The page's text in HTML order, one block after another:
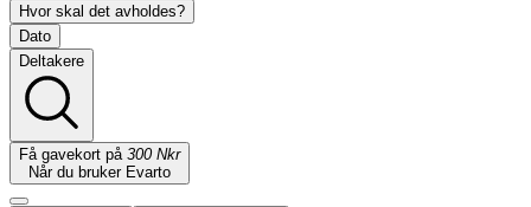
Hvor skal det avholdes?
Dato
Deltakere
Få gavekort på 300 Nkr
Når du bruker Evarto